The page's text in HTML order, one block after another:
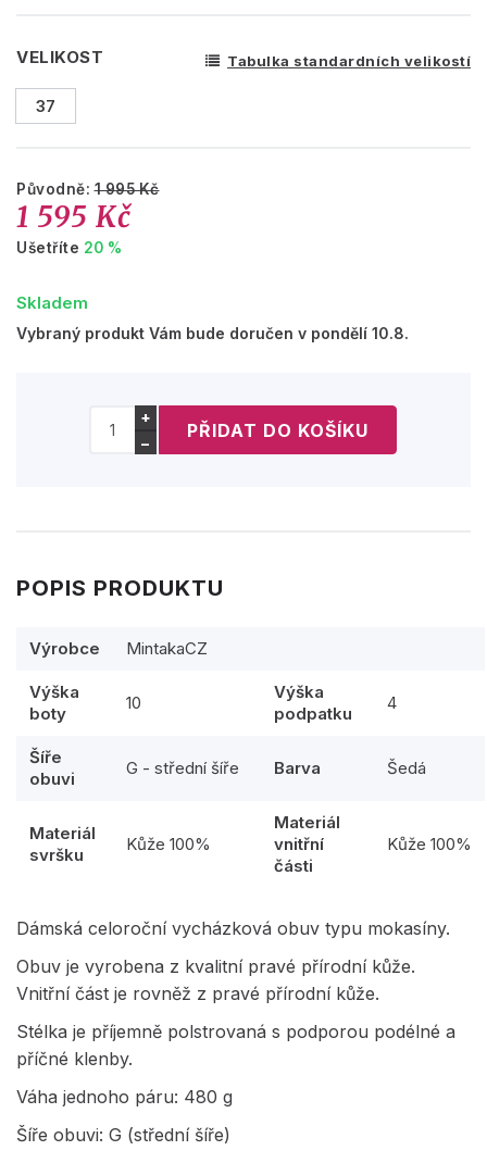
VELIKOST Tabulka standardních velikostí
37
Původně:1 995 Kč
1 595 Kč
Ušetříte 20 %
Skladem
Vybraný produkt Vám bude doručen v pondělí 10.8.
+
−
POPIS PRODUKTU
Výrobce MintakaCZ
Výška
boty
10
Výška
podpatku
4
Šíře
obuvi
G - střední šíře Barva Šedá
Materiál
svršku
Kůže 100%
Materiál
vnitřní
části
Kůže 100%
Dámská celoroční vycházková obuv typu mokasíny.
Obuv je vyrobena z kvalitní pravé přírodní kůže.
Vnitřní část je rovněž z pravé přírodní kůže.
Stélka je příjemně polstrovaná s podporou podélné a
příčné klenby.
Váha jednoho páru: 480 g
Šíře obuvi: G (střední šíře)